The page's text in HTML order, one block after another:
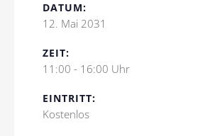
DATUM:
12. Mai 2031
ZEIT:
11:00 - 16:00 Uhr
EINTRITT:
Kostenlos